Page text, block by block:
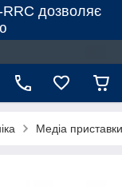
дозволяє
Медіа приставки